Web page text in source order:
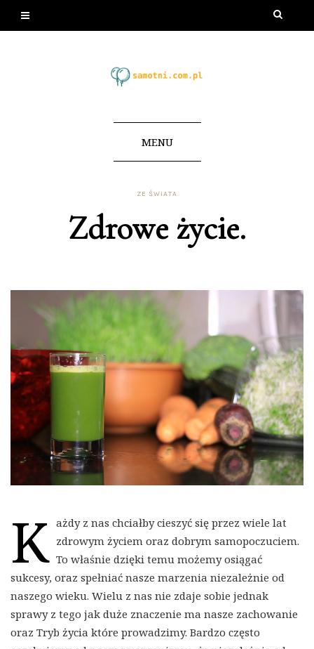
MENU
ZE ŚWIATA
Zdrowe życie.
K ażdy z nas chciałby cieszyć się przez wiele lat
zdrowym życiem oraz dobrym samopoczuciem.
To właśnie dzięki temu możemy osiągać
sukcesy, oraz spełniać nasze marzenia niezależnie od
naszego wieku. Wielu z nas nie zdaje sobie jednak
sprawy z tego jak duże znaczenie ma nasze zachowanie
oraz Tryb życia które prowadzimy. Bardzo często